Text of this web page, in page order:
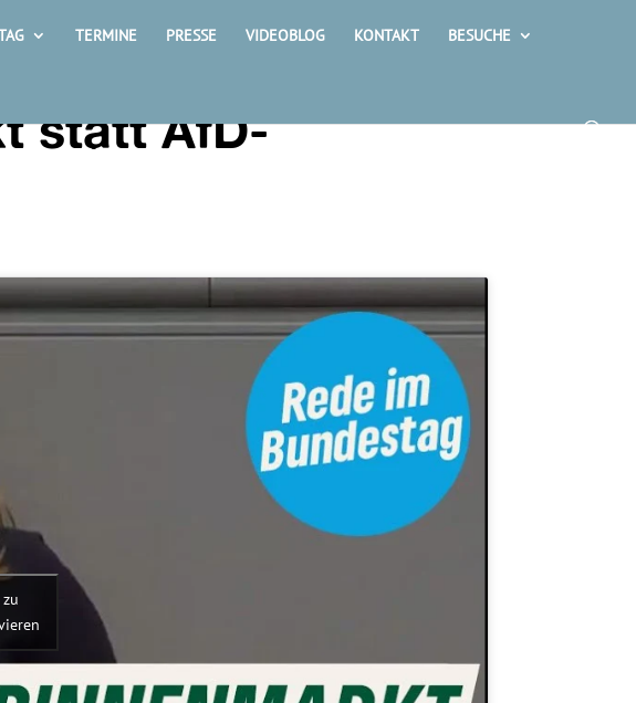
TERMINE PRESSE VIDEOBLOG KONTAKT BESUCHE
statt AfD-